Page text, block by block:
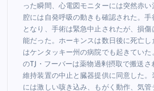
った瞬間、心電図モニターには突然赤い
腔には自発呼吸の動きも確認された。手
となり、手術は緊急中止されたが、損傷
能だった。ホーキンスは数日後に死亡し
はケンタッキー州の病院でも起きていた
のTJ・フーバーは薬物過剰摂取で搬送さ
維持装置の中止と臓器提供に同意した。
には激しい咳き込み、もがく動作、気管